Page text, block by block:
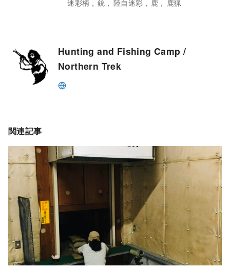
迷彩柄 銃 陸自迷彩 鹿 鹿猟
Hunting and Fishing Camp /
Northern Trek
関連記事